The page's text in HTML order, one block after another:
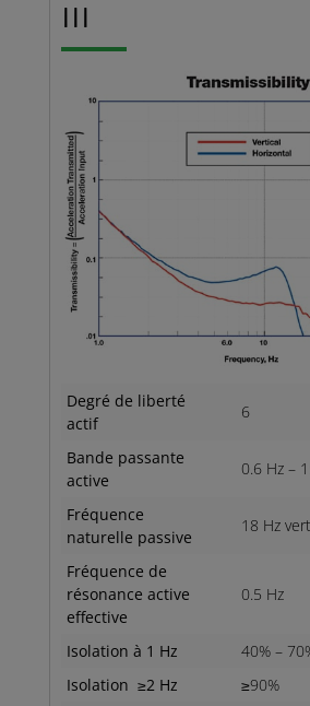
III
Degré de liberté
actif
6
Bande passante
active
0.6 Hz –
Fréquence
naturelle passive
18 Hz
Fréquence de
résonance active
effective
0.5 Hz
Isolation à 1 Hz
40% –
Isolation ≥2 Hz
≥90%